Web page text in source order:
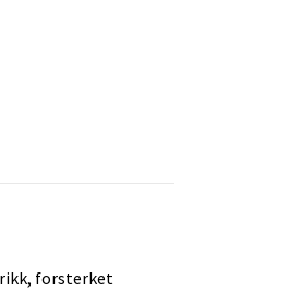
forsterket